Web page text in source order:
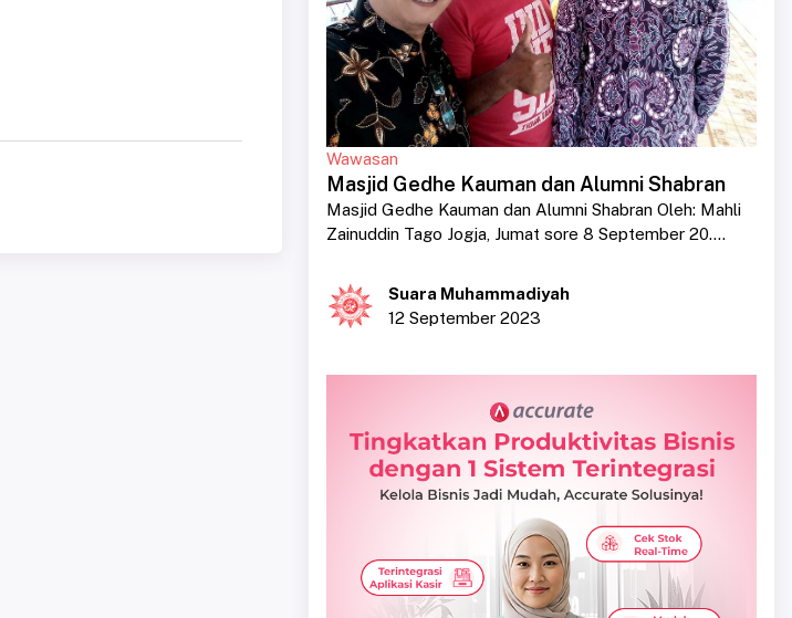
Wawasan
Masjid Gedhe Kauman dan Alumni Shabran
Masjid Gedhe Kauman dan Alumni Shabran Oleh: Mahli
Zainuddin Tago Jogja, Jumat sore 8 September 20....
Suara Muhammadiyah
12 September 2023